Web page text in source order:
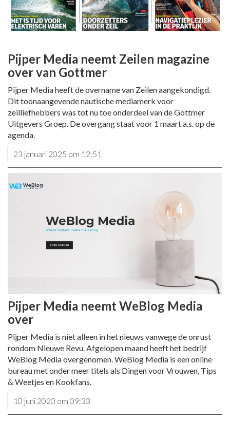
Pijper Media neemt Zeilen magazine
over van Gottmer
Pijper Media heeft de overname van Zeilen aangekondigd.
Dit toonaangevende nautische mediamerk voor
zeilliefhebbers was tot nu toe onderdeel van de Gottmer
Uitgevers Groep. De overgang staat voor 1 maart a.s. op de
agenda.
23 januari 2025 om 12:51
Pijper Media neemt WeBlog Media
over
Pijper Media is niet alleen in het nieuws vanwege de onrust
rondom Nieuwe Revu. Afgelopen maand heeft het bedrijf
WeBlog Media overgenomen. WeBlog Media is een online
bureau met onder meer titels als Dingen voor Vrouwen, Tips
& Weetjes en Kookfans.
10 juni 2020 om 09:33